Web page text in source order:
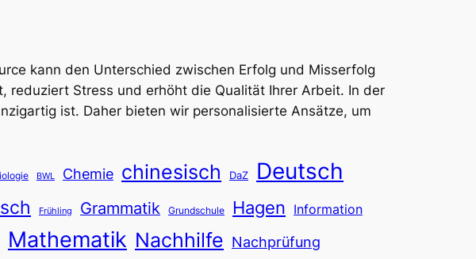
kann den Unterschied zwischen Erfolg und Misserfolg
reduziert Stress und erhöht die Qualität Ihrer Arbeit. In der
ist. Daher bieten wir personalisierte Ansätze, um
BWL Chemie chinesisch DaZ Deutsch
Frühling Grammatik Grundschule Hagen Information
Mathematik Nachhilfe Nachprüfung